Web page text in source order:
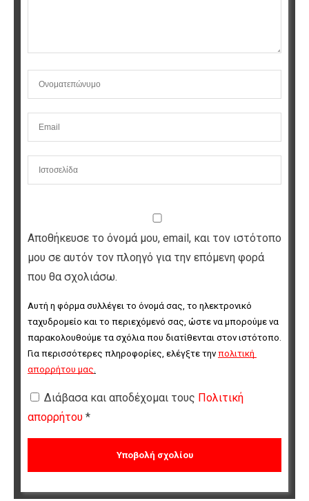
Αποθήκευσε το όνομά μου, email, και τον ιστότοπο
μου σε αυτόν τον πλοηγό για την επόμενη φορά
που θα σχολιάσω.
Αυτή η φόρμα συλλέγει το όνομά σας, το ηλεκτρονικό
ταχυδρομείο και το περιεχόμενό σας, ώστε να μπορούμε να
παρακολουθούμε τα σχόλια που διατίθενται στον ιστότοπο.
Για περισσότερες πληροφορίες, ελέγξτε την πολιτική
απορρήτου μας.
Διάβασα και αποδέχομαι τους Πολιτική
απορρήτου *